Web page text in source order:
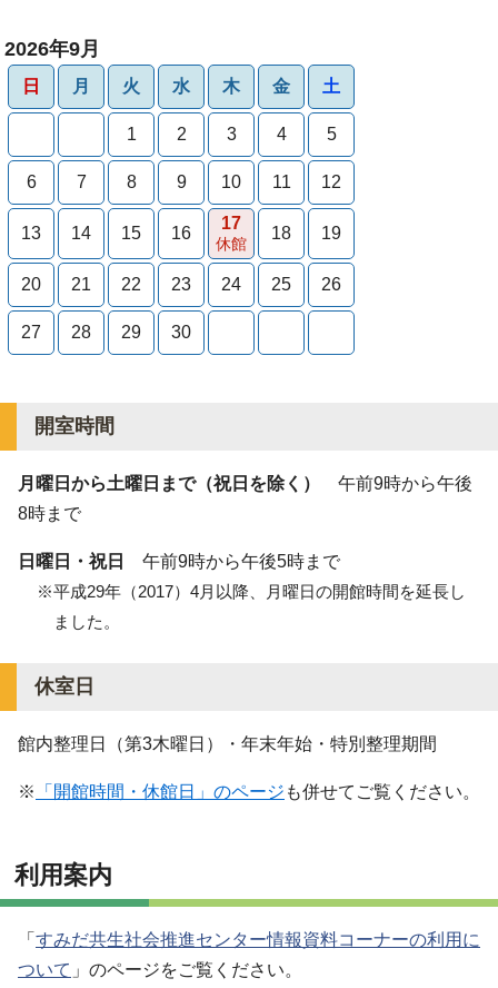
2026年9月
日 月 火 水 木 金 土
1 2 3 4 5
6 7 8 9 10 11 12
13 14 15 16
17
休館
18 19
20 21 22 23 24 25 26
27 28 29 30
開室時間
月曜日から土曜日まで（祝日を除く）
午前9時から午後
8時まで
日曜日・祝日
午前9時から午後5時まで
※平成29年（2017）4月以降、月曜日の開館時間を延長し
ました。
休室日
館内整理日（第3木曜日）・年末年始・特別整理期間
※ 「開館時間・休館日」のページ も併せてご覧ください。
利用案内
「 すみだ共生社会推進センター情報資料コーナーの利用に
ついて 」のページをご覧ください。